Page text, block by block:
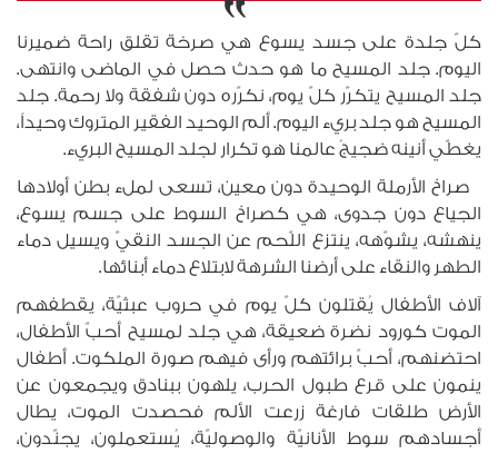
كلّ جلدة على جسد يسوع هي صرخة تقلق راحة ضميرنا
اليوم. جلد المسيح ما هو حدث حصل في الماضى وانتهى.
جلد المسيح يتكرّر كلّ يوم، نكرّره دون شفقة ولا رحمة. جلد
المسيح هو جلد بريء اليوم. ألم الوحيد الفقير المتروك وحيداً،
يغطّي أنينه ضجيجُ عالمنا هو تكرار لجلد المسيح البريء.
صراخ الأرملة الوحيدة دون معين، تسعى لملء بطن أولادها
الجياع دون جدوى، هي كصراخ السوط على جسم يسوع،
ينهشه، يشوّهه، ينتزع اللّحم عن الجسد النقيّ ويسيل دماء
الطهر والنقاء على أرضنا الشرهة لابتلاع دماء أبنائها.
آلاف الأطفال يُقتلون كلّ يوم في حروب عبثيّة، يقطفهم
الموت كورود نضرة ضعيقة، هي جلد لمسيح أحبّ الأطفال،
احتضنهم، أحبّ برائتهم ورأى فيهم صورة الملكوت. أطفال
ينمون على قرع طبول الحرب، يلهون ببنادق ويجمعون عن
الأرض طلقات فارغة زرعت الألم فحصدت الموت، يطال
أجسادهم سوط الأنانيّة والوصوليّة، يُستعملون، يجنّدون،